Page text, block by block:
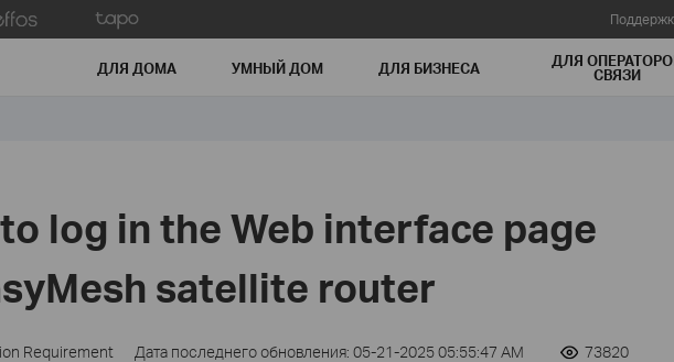
ДЛЯ ДОМА УМНЫЙ ДОМ ДЛЯ БИЗНЕСА ДЛЯ
СВЯЗИ
log in the Web interface page
satellite router
Requirement Дата последнего обновления: 05-21-2025 05:55:47 AM 73820